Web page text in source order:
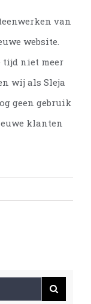
van
website.
tijd niet meer
wij als Sleja
geen gebruik
klanten